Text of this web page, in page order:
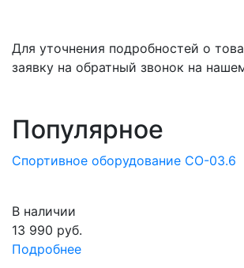
Для уточнения подробностей о
заявку на обратный звонок на
Популярное
Спортивное оборудование СО-03.6
В наличии
13 990 руб.
Подробнее